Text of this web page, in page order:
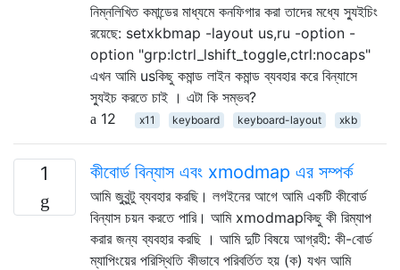
নিম্নলিখিত কমান্ডের মাধ্যমে কনফিগার করা তাদের মধ্যে স্যুইচিং
রয়েছে: setxkbmap -layout us,ru -option -
option "grp:lctrl_lshift_toggle,ctrl:nocaps"
এখন আমি usকিছু কমান্ড লাইন কমান্ড ব্যবহার করে বিন্যাসে
স্যুইচ করতে চাই । এটা কি সম্ভব?
12
x11 keyboard keyboard-layout xkb
1 কীবোর্ড বিন্যাস এবং xmodmap এর সম্পর্ক
আমি জুবুন্টু ব্যবহার করছি। লগইনের আগে আমি একটি কীবোর্ড
বিন্যাস চয়ন করতে পারি। আমি xmodmapকিছু কী রিম্যাপ
করার জন্য ব্যবহার করছি । আমি দুটি বিষয়ে আগ্রহী: কী-বোর্ড
ম্যাপিংয়ের পরিস্থিতি কীভাবে পরিবর্তিত হয় (ক) যখন আমি